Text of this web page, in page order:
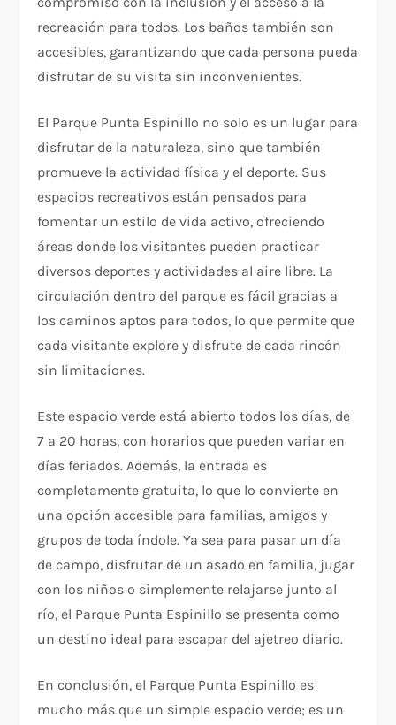
recreación para todos. Los baños también son
accesibles, garantizando que cada persona pueda
disfrutar de su visita sin inconvenientes.
El Parque Punta Espinillo no solo es un lugar para
disfrutar de la naturaleza, sino que también
promueve la actividad física y el deporte. Sus
espacios recreativos están pensados para
fomentar un estilo de vida activo, ofreciendo
áreas donde los visitantes pueden practicar
diversos deportes y actividades al aire libre. La
circulación dentro del parque es fácil gracias a
los caminos aptos para todos, lo que permite que
cada visitante explore y disfrute de cada rincón
sin limitaciones.
Este espacio verde está abierto todos los días, de
7 a 20 horas, con horarios que pueden variar en
días feriados. Además, la entrada es
completamente gratuita, lo que lo convierte en
una opción accesible para familias, amigos y
grupos de toda índole. Ya sea para pasar un día
de campo, disfrutar de un asado en familia, jugar
con los niños o simplemente relajarse junto al
río, el Parque Punta Espinillo se presenta como
un destino ideal para escapar del ajetreo diario.
En conclusión, el Parque Punta Espinillo es
mucho más que un simple espacio verde; es un